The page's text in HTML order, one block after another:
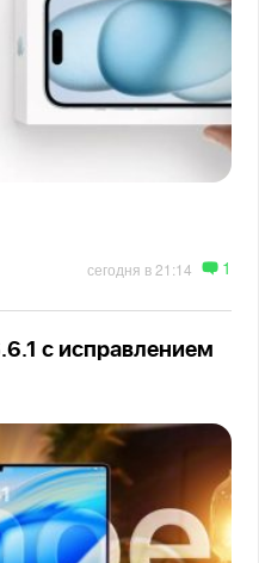
сегодня в 21:14 1
с исправлением